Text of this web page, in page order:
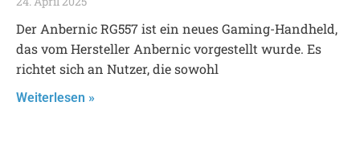
Der Anbernic RG557 ist ein neues Gaming-Handheld,
das vom Hersteller Anbernic vorgestellt wurde. Es
richtet sich an Nutzer, die sowohl
Weiterlesen »